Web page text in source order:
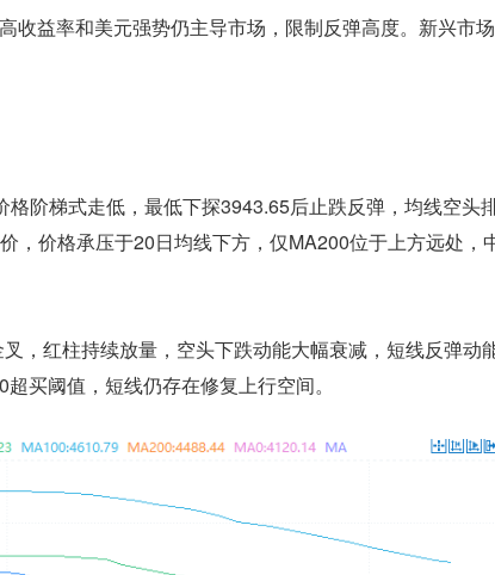
益率和美元强势仍主导市场，限制反弹高度。新兴市
阶梯式走低，最低下探3943.65后止跌反弹，均线空头
，价格承压于20日均线下方，仅MA200位于上方远处，
，红柱持续放量，空头下跌动能大幅衰减，短线反弹动
买阈值，短线仍存在修复上行空间。